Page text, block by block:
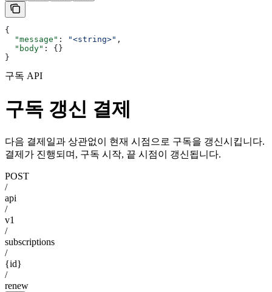
{
  "message"
: "<string>" ,
  "body"
: {}
}
구독 API
구독 갱신 결제
다음 결제일과 상관없이 현재 시점으로 구독을 갱신시킵니다.
결제가 진행되며, 구독 시작, 끝 시점이 갱신됩니다.
POST
/
api
/
v1
/
subscriptions
/
{id}
/
renew